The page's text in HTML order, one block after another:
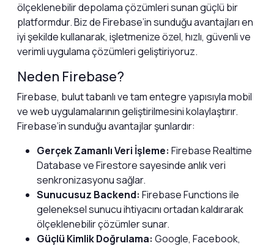
ölçeklenebilir depolama çözümleri sunan güçlü bir
platformdur. Biz de Firebase’in sunduğu avantajları en
iyi şekilde kullanarak, işletmenize özel, hızlı, güvenli ve
verimli uygulama çözümleri geliştiriyoruz.
Neden Firebase?
Firebase, bulut tabanlı ve tam entegre yapısıyla mobil
ve web uygulamalarının geliştirilmesini kolaylaştırır.
Firebase’in sunduğu avantajlar şunlardır:
Gerçek Zamanlı Veri İşleme: Firebase Realtime
Database ve Firestore sayesinde anlık veri
senkronizasyonu sağlar.
Sunucusuz Backend: Firebase Functions ile
geleneksel sunucu ihtiyacını ortadan kaldırarak
ölçeklenebilir çözümler sunar.
Güçlü Kimlik Doğrulama: Google, Facebook,